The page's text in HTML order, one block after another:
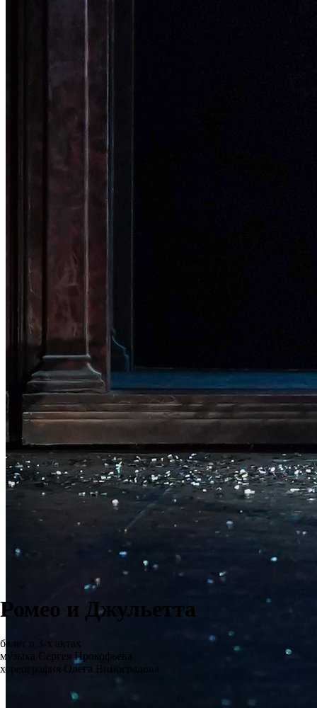
Ромео и Джульетта
балет в 3-х актах
музыка Сергея Прокофьева
хореография Олега Виноградова